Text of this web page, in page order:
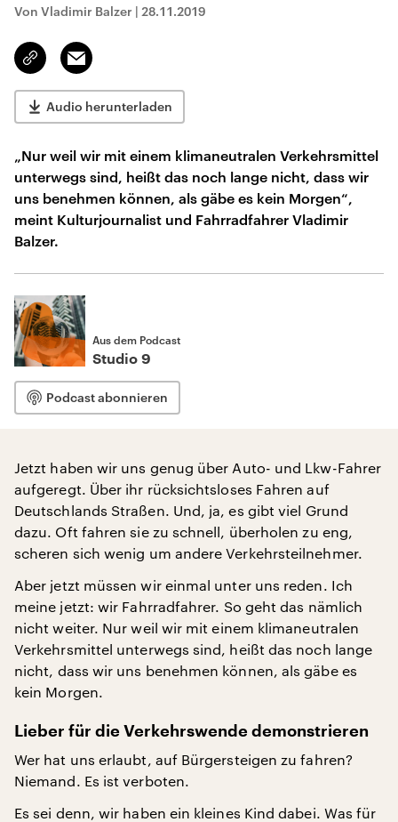
Von Vladimir Balzer | 28.11.2019
Link
kopieren/teilen
Email
Audio herunterladen
„Nur weil wir mit einem klimaneutralen Verkehrsmittel
unterwegs sind, heißt das noch lange nicht, dass wir
uns benehmen können, als gäbe es kein Morgen“,
meint Kulturjournalist und Fahrradfahrer Vladimir
Balzer.
Aus dem Podcast
Studio 9
Podcast abonnieren
Jetzt haben wir uns genug über Auto- und Lkw-Fahrer
aufgeregt. Über ihr rücksichtsloses Fahren auf
Deutschlands Straßen. Und, ja, es gibt viel Grund
dazu. Oft fahren sie zu schnell, überholen zu eng,
scheren sich wenig um andere Verkehrsteilnehmer.
Aber jetzt müssen wir einmal unter uns reden. Ich
meine jetzt: wir Fahrradfahrer. So geht das nämlich
nicht weiter. Nur weil wir mit einem klimaneutralen
Verkehrsmittel unterwegs sind, heißt das noch lange
nicht, dass wir uns benehmen können, als gäbe es
kein Morgen.
Lieber für die Verkehrswende demonstrieren
Wer hat uns erlaubt, auf Bürgersteigen zu fahren?
Niemand. Es ist verboten.
Es sei denn, wir haben ein kleines Kind dabei. Was für